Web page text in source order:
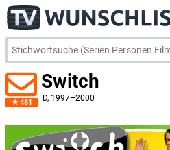
481
Switch
D, 1997–2000